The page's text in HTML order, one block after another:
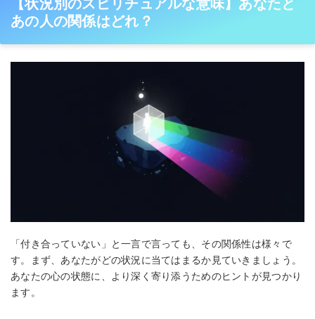
【状況別のスピリチュアルな意味】あなたと
あの人の関係はどれ？
「付き合っていない」と一言で言っても、その関係性は様々で
す。まず、あなたがどの状況に当てはまるか見ていきましょう。
あなたの心の状態に、より深く寄り添うためのヒントが見つかり
ます。